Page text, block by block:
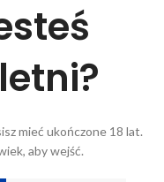
mieć ukończone 18 lat.
aby wejść.
7 Products5 Products